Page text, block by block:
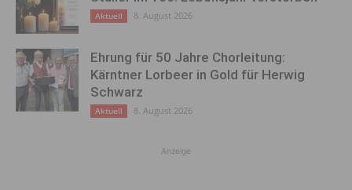
Aktuell 8. August 2026
Ehrung für 50 Jahre Chorleitung:
Kärntner Lorbeer in Gold für Herwig
Schwarz
Aktuell 8. August 2026
Anzeige